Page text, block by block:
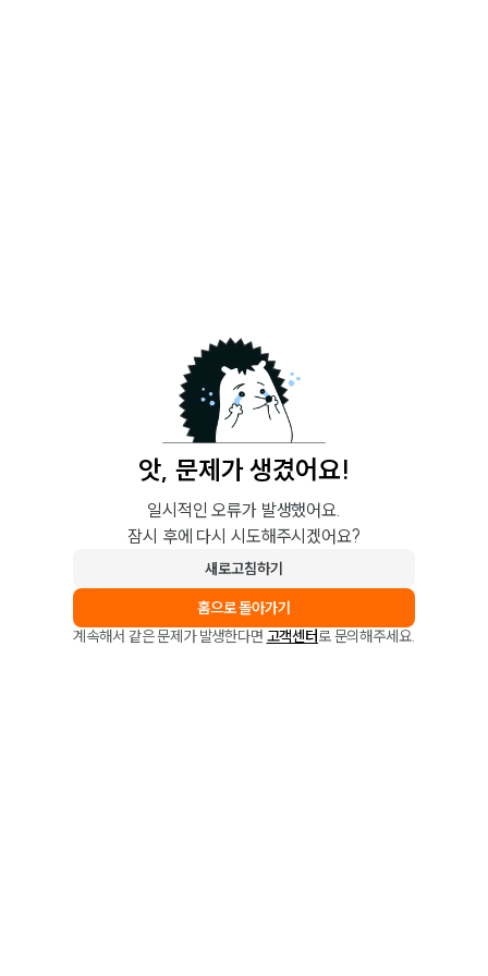
앗, 문제가 생겼어요!
일시적인 오류가 발생했어요.
잠시 후에 다시 시도해주시겠어요?
새로고침하기
홈으로 돌아가기
계속해서 같은 문제가 발생한다면 고객센터로 문의해주세요.